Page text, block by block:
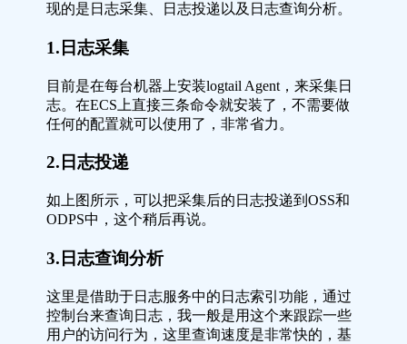
现的是日志采集、日志投递以及日志查询分析。
1.日志采集
目前是在每台机器上安装logtail Agent，来采集日
志。在ECS上直接三条命令就安装了，不需要做
任何的配置就可以使用了，非常省力。
2.日志投递
如上图所示，可以把采集后的日志投递到OSS和
ODPS中，这个稍后再说。
3.日志查询分析
这里是借助于日志服务中的日志索引功能，通过
控制台来查询日志，我一般是用这个来跟踪一些
用户的访问行为，这里查询速度是非常快的，基